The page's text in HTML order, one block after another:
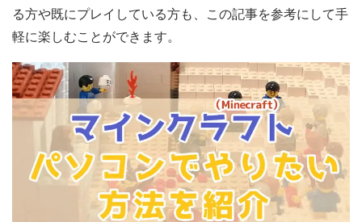
る方や既にプレイしている方も、この記事を参考にして手
軽に楽しむことができます。